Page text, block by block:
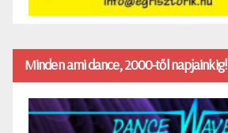
Minden ami dance, 2000-től napjainkig!